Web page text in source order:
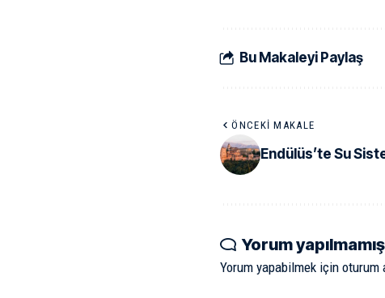
Bu Makaleyi Paylaş
ÖNCEKI MAKALE
Endülüs’te Su
Yorum yapılmamış
Yorum yapabilmek için oturum